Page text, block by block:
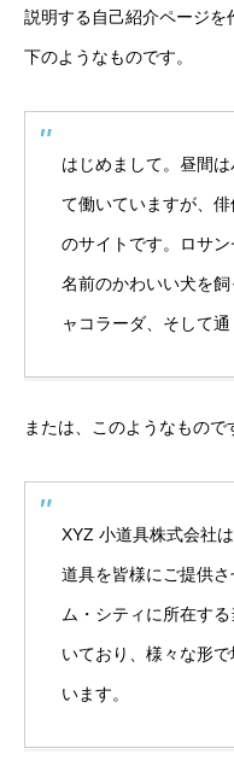
商品紹介
PRODUCTS
長野土産
LABORATORY
採用エントリー
CONTACT
プライバシーポリシー
説明する自己紹介ページを
下のようなものです。
はじめまして。昼間
て働いていますが、
のサイトです。ロサ
名前のかわいい犬を
ャコラーダ、そして通
または、このようなもので
XYZ 小道具株式会社
道具を皆様にご提供
ム・シティに所在す
いており、様々な形
います。